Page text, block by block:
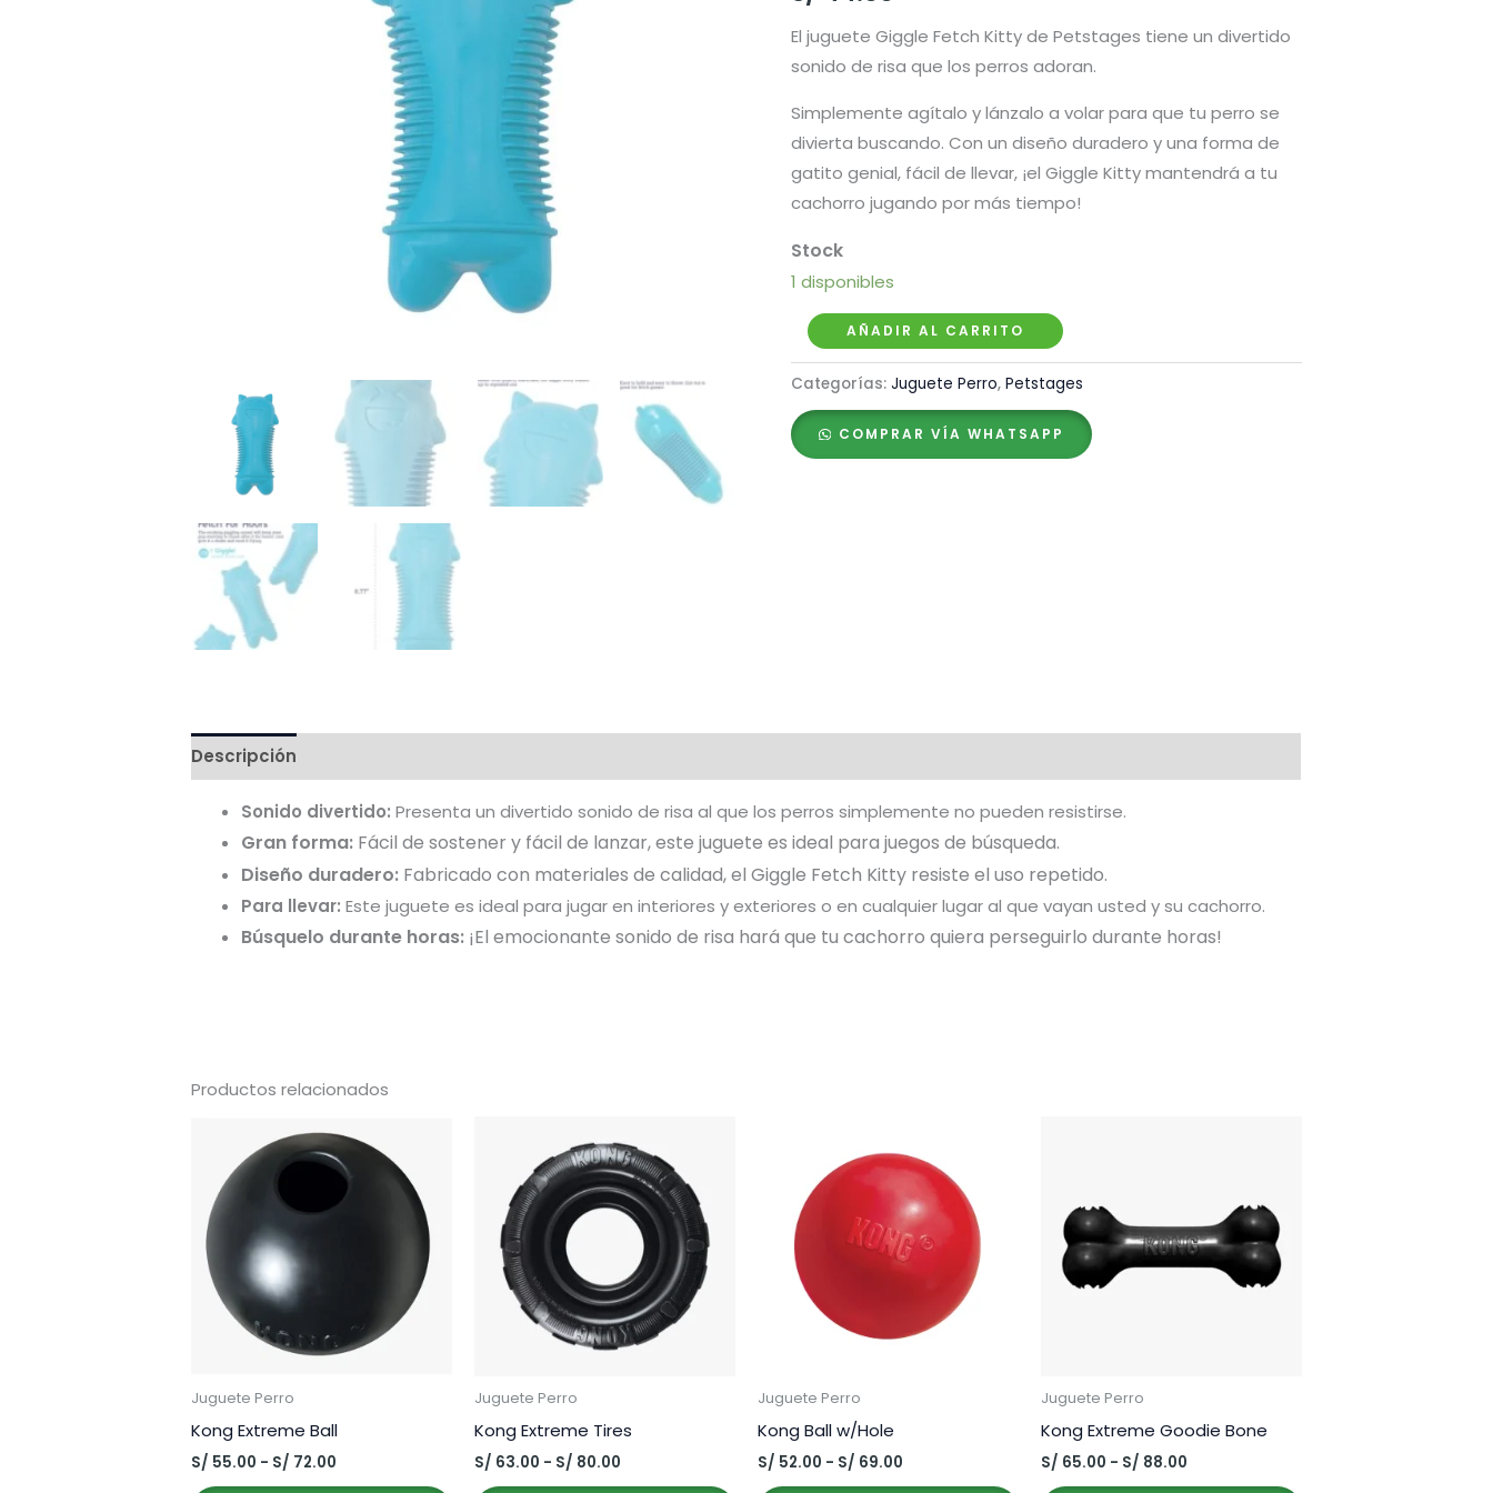
El juguete Giggle Fetch Kitty de Petstages tiene un divertido
sonido de risa que los perros adoran.
Simplemente agítalo y lánzalo a volar para que tu perro se
divierta buscando. Con un diseño duradero y una forma de
gatito genial, fácil de llevar, ¡el Giggle Kitty mantendrá a tu
cachorro jugando por más tiempo!
1 disponibles
Petstages
Juguete
Giggle
Kitty
Blue
AÑADIR AL CARRITO
Categorías: Juguete Perro, Petstages
COMPRAR VÍA WHATSAPP
Descripción
Sonido divertido:Presenta un divertido sonido de risa al que los perros simplemente no pueden resistirse.
Gran forma: Fácil de sostener y fácil de lanzar, este juguete es ideal para juegos de búsqueda.
Diseño duradero: Fabricado con materiales de calidad, el Giggle Fetch Kitty resiste el uso repetido.
Para llevar:Este juguete es ideal para jugar en interiores y exteriores o en cualquier lugar al que vayan usted y su cachorro.
Búsquelo durante horas: ¡El emocionante sonido de risa hará que tu cachorro quiera perseguirlo durante horas!
Productos relacionados
Juguete Perro
Kong Extreme Ball
S/ 55.00 - S/ 72.00
Juguete Perro
Kong Extreme Tires
S/ 63.00 - S/ 80.00
Juguete Perro
Kong Ball w/Hole
S/ 52.00 - S/ 69.00Rango
Juguete Perro
Kong Extreme Goodie Bone
S/ 65.00 - S/ 88.00Rango